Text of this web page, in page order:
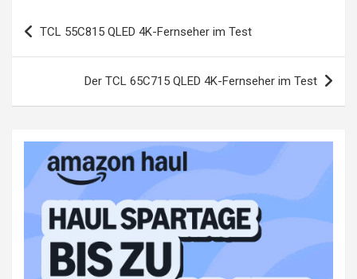
Beitragsnavigation
TCL 55C815 QLED 4K-Fernseher im Test
Der TCL 65C715 QLED 4K-Fernseher im Test